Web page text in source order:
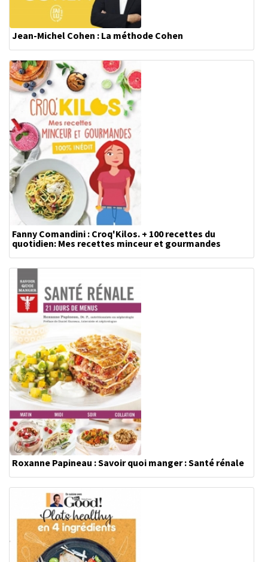
Jean-Michel Cohen : La méthode Cohen
Fanny Comandini : Croq'Kilos. + 100 recettes du
quotidien: Mes recettes minceur et gourmandes
Roxanne Papineau : Savoir quoi manger : Santé rénale